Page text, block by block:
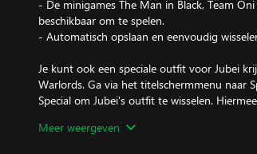
- De minigames The Man in Black, Team
beschikbaar om te spelen.
- Automatisch opslaan en eenvoudig
Je kunt ook een speciale outfit voor Jubei
Warlords. Ga via het titelschermmenu naar
Special om Jubei's outfit te wisselen.
Meer weergeven